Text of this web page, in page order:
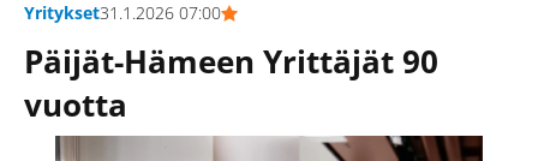
Yritykset31.1.2026 07:00
Päijät-Hämeen Yrittäjät 90
vuotta